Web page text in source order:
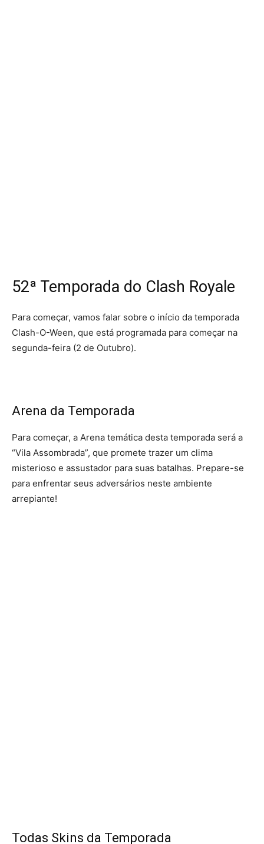
52ª Temporada do Clash Royale
Para começar, vamos falar sobre o início da temporada
Clash-O-Ween, que está programada para começar na
segunda-feira (2 de Outubro).
Arena da Temporada
Para começar, a Arena temática desta temporada será a
“Vila Assombrada”, que promete trazer um clima
misterioso e assustador para suas batalhas. Prepare-se
para enfrentar seus adversários neste ambiente
arrepiante!
Todas Skins da Temporada